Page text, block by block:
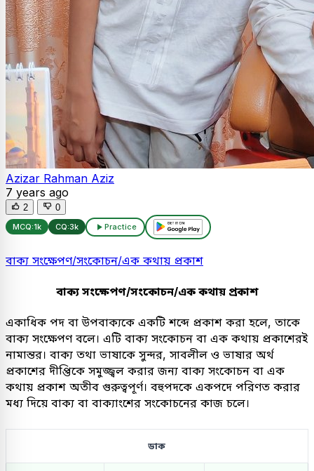
Azizar Rahman Aziz
7 years ago
2 0
MCQ:1k CQ:3k Practice
বাক্য সংক্ষেপণ/সংকোচন/এক কথায় প্রকাশ
বাক্য সংক্ষেপণ/সংকোচন/এক কথায় প্রকাশ
একাধিক পদ বা উপবাক্যকে একটি শব্দে প্রকাশ করা হলে, তাকে
বাক্য সংক্ষেপণ বলে। এটি বাক্য সংকোচন বা এক কথায় প্রকাশেরই
নামান্তর। বাক্য তথা ভাষাকে সুন্দর, সাবলীল ও ভাষার অর্থ
প্রকাশের দীপ্তিকে সমুজ্জ্বল করার জন্য বাক্য সংকোচন বা এক
কথায় প্রকাশ অতীব গুরুত্বপূর্ণ। বহুপদকে একপদে পরিণত করার
মধ্য দিয়ে বাক্য বা বাক্যাংশের সংকোচনের কাজ চলে।
ডাক